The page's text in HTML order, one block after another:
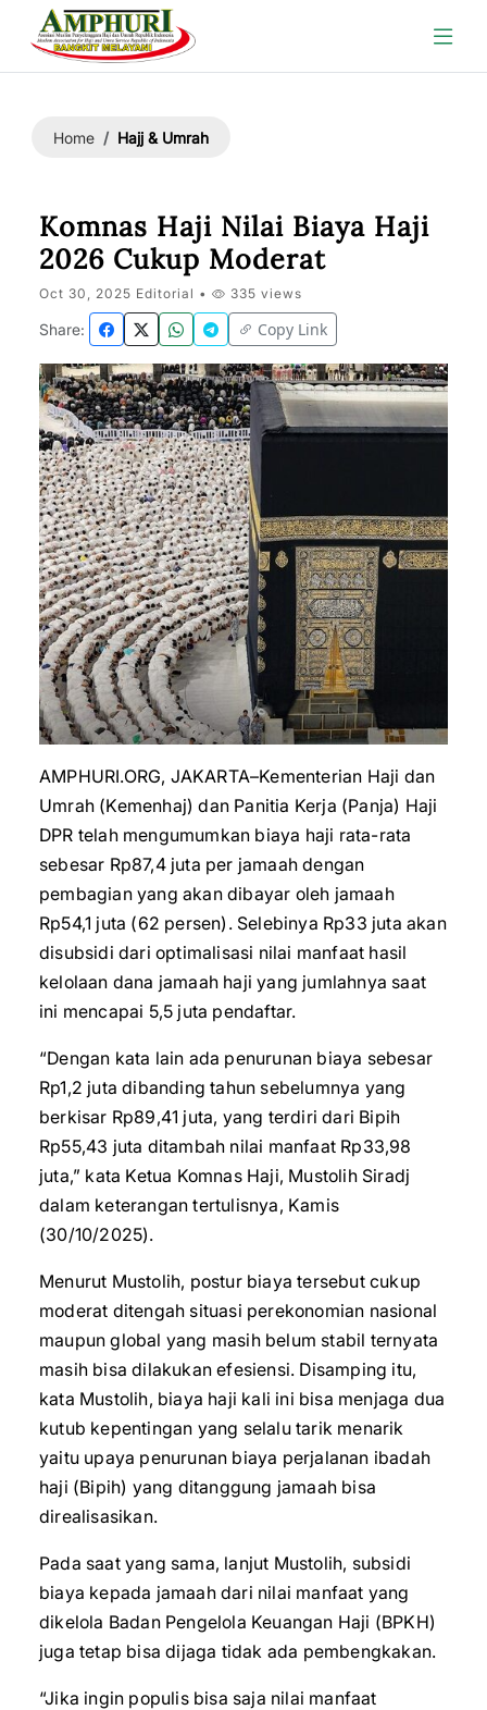
Home Hajj & Umrah
Komnas Haji Nilai Biaya Haji
2026 Cukup Moderat
Oct 30, 2025 Editorial • 335 views
Share: Copy Link
AMPHURI.ORG, JAKARTA–Kementerian Haji dan
Umrah (Kemenhaj) dan Panitia Kerja (Panja) Haji
DPR telah mengumumkan biaya haji rata-rata
sebesar Rp87,4 juta per jamaah dengan
pembagian yang akan dibayar oleh jamaah
Rp54,1 juta (62 persen). Selebinya Rp33 juta akan
disubsidi dari optimalisasi nilai manfaat hasil
kelolaan dana jamaah haji yang jumlahnya saat
ini mencapai 5,5 juta pendaftar.
“Dengan kata lain ada penurunan biaya sebesar
Rp1,2 juta dibanding tahun sebelumnya yang
berkisar Rp89,41 juta, yang terdiri dari Bipih
Rp55,43 juta ditambah nilai manfaat Rp33,98
juta,” kata Ketua Komnas Haji, Mustolih Siradj
dalam keterangan tertulisnya, Kamis
(30/10/2025).
Menurut Mustolih, postur biaya tersebut cukup
moderat ditengah situasi perekonomian nasional
maupun global yang masih belum stabil ternyata
masih bisa dilakukan efesiensi. Disamping itu,
kata Mustolih, biaya haji kali ini bisa menjaga dua
kutub kepentingan yang selalu tarik menarik
yaitu upaya penurunan biaya perjalanan ibadah
haji (Bipih) yang ditanggung jamaah bisa
direalisasikan.
Pada saat yang sama, lanjut Mustolih, subsidi
biaya kepada jamaah dari nilai manfaat yang
dikelola Badan Pengelola Keuangan Haji (BPKH)
juga tetap bisa dijaga tidak ada pembengkakan.
“Jika ingin populis bisa saja nilai manfaat